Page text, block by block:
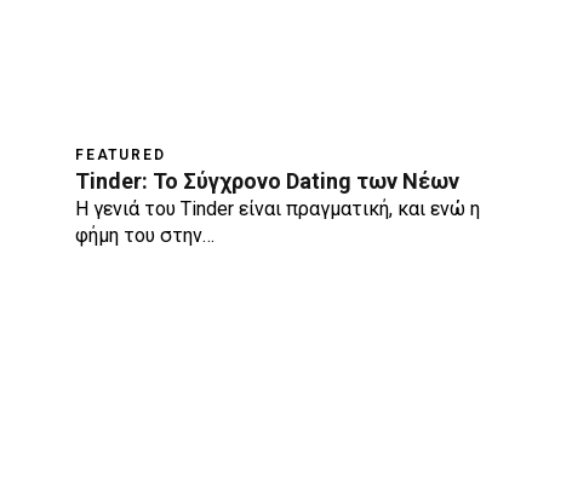
FEATURED
Tinder: Το Σύγχρονο Dating των Νέων
Η γενιά του Tinder είναι πραγματική, και ενώ η
φήμη του στην…